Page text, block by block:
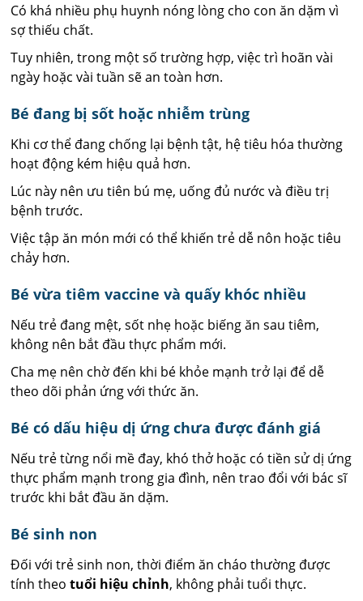
Có khá nhiều phụ huynh nóng lòng cho con ăn dặm vì
sợ thiếu chất.
Tuy nhiên, trong một số trường hợp, việc trì hoãn vài
ngày hoặc vài tuần sẽ an toàn hơn.
Bé đang bị sốt hoặc nhiễm trùng
Khi cơ thể đang chống lại bệnh tật, hệ tiêu hóa thường
hoạt động kém hiệu quả hơn.
Lúc này nên ưu tiên bú mẹ, uống đủ nước và điều trị
bệnh trước.
Việc tập ăn món mới có thể khiến trẻ dễ nôn hoặc tiêu
chảy hơn.
Bé vừa tiêm vaccine và quấy khóc nhiều
Nếu trẻ đang mệt, sốt nhẹ hoặc biếng ăn sau tiêm,
không nên bắt đầu thực phẩm mới.
Cha mẹ nên chờ đến khi bé khỏe mạnh trở lại để dễ
theo dõi phản ứng với thức ăn.
Bé có dấu hiệu dị ứng chưa được đánh giá
Nếu trẻ từng nổi mề đay, khó thở hoặc có tiền sử dị ứng
thực phẩm mạnh trong gia đình, nên trao đổi với bác sĩ
trước khi bắt đầu ăn dặm.
Bé sinh non
Đối với trẻ sinh non, thời điểm ăn cháo thường được
tính theotuổi hiệu chỉnh, không phải tuổi thực.